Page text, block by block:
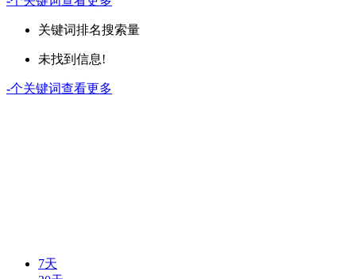
关键词排名搜索量
未找到信息!
-个关键词查看更多
7天